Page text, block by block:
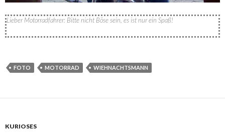
Lieber Motorradfahrer: Bitte nicht Böse sein, es ist nur ein Spaß!
FOTO MOTORRAD WIEHNACHTSMANN
KURIOSES